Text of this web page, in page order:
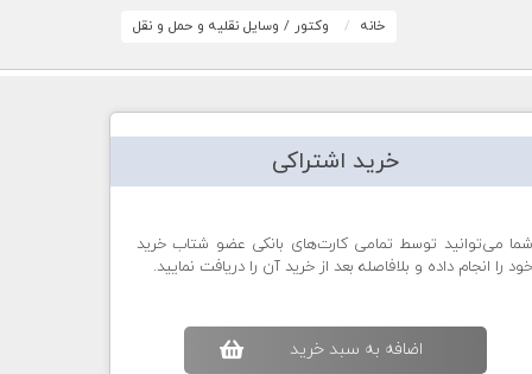
خانه وکتور / وسایل نقلیه و حمل و نقل
خرید اشتراکی
شما می‌توانید توسط تمامی کارت‌های بانکی عضو شتاب خرید
خود را انجام داده و بلافاصله بعد از خرید آن را دریافت نمایید.
اضافه به سبد خريد